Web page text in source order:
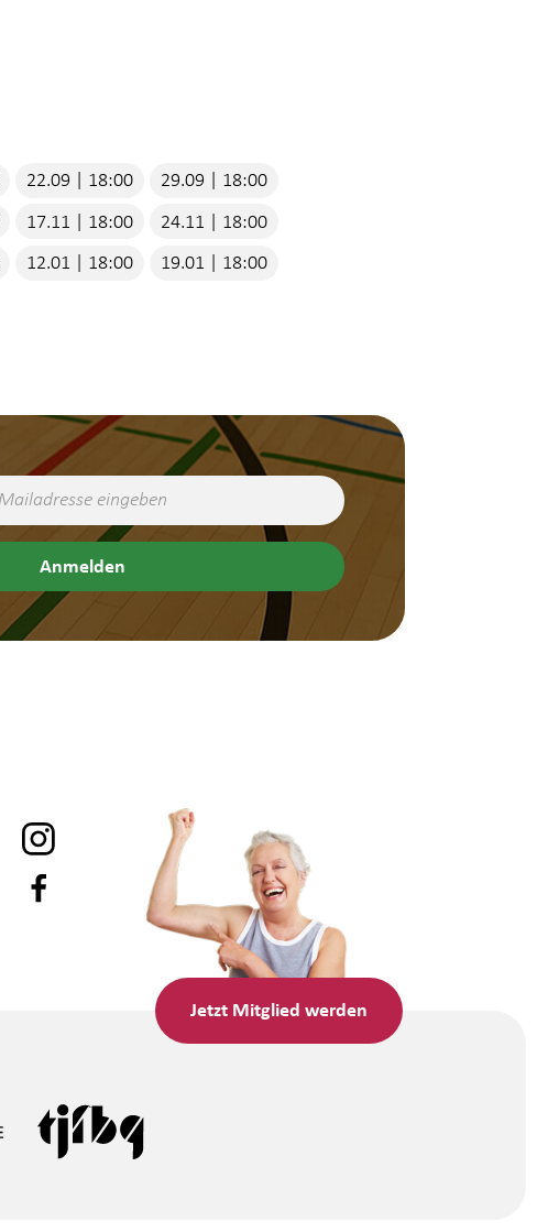
22.09 | 18:00
29.09 | 18:00
17.11 | 18:00
24.11 | 18:00
12.01 | 18:00
19.01 | 18:00
Jetzt Mitglied werden